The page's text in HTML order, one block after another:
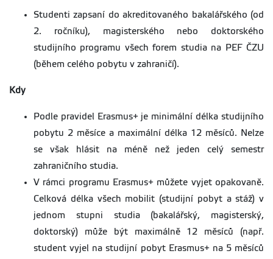
Studenti zapsaní do akreditovaného bakalářského (od
2. ročníku), magisterského nebo doktorského
studijního programu všech forem studia na PEF ČZU
(během celého pobytu v zahraničí).
Kdy
Podle pravidel Erasmus+ je minimální délka studijního
pobytu 2 měsíce a maximální délka 12 měsíců. Nelze
se však hlásit na méně než jeden celý semestr
zahraničního studia.
V rámci programu Erasmus+ můžete vyjet opakovaně.
Celková délka všech mobilit (studijní pobyt a stáž) v
jednom stupni studia (bakalářský, magisterský,
doktorský) může být maximálně 12 měsíců (např.
student vyjel na studijní pobyt Erasmus+ na 5 měsíců